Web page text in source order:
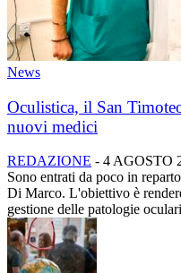
News
Oculistica, il San
nuovi medici
REDAZIONE - 4 AGOSTO
Sono entrati da poco in
Di Marco. L'obiettivo è
gestione delle patologie